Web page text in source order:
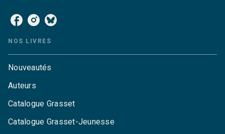
NOS LIVRES
Nouveautés
Auteurs
Catalogue Grasset
Catalogue Grasset-Jeunesse